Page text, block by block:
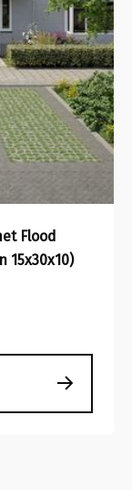
Flood
15x30x10)